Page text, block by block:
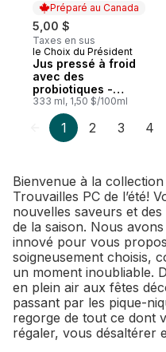
Préparé au Canada
5,00 $
Taxes en sus
Préparé au Canada
le Choix du Président
Jus pressé à froid
avec des
probiotiques -
pamplemousse,
gingembre et citron
333 ml, 1,50 $/100ml
1 2 3 4
Bienvenue à la
Trouvailles PC de l’été!
nouvelles saveurs et
de la saison. Nous
innové pour vous
soigneusement choisis,
un moment inoubliable.
en plein air aux fêtes
passant par les pique-
regorge de tout ce dont
régaler, vous désaltérer